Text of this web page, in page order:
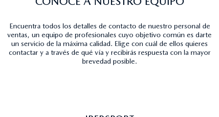
Encuentra todos los detalles de contacto de nuestro personal de
ventas, un equipo de profesionales cuyo objetivo común es darte
un servicio de la máxima calidad. Elige con cuál de ellos quieres
contactar y a través de qué vía y recibirás respuesta con la mayor
brevedad posible.